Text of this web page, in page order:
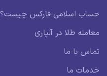
حساب اسلامی فارکس چیست؟
معامله طلا در آلپاری
تماس با ما
خدمات ما